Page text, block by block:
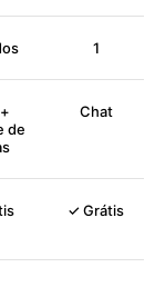
1
de
Chat
✓ Grátis